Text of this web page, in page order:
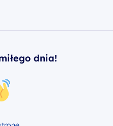
dnia!